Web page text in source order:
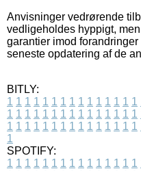
Anvisninger vedrørende
vedligeholdes hyppigt,
garantier imod
seneste opdatering af de
BITLY:
1 1 1 1 1 1 1 1 1 1 1 1 1 1 1
1 1 1 1 1 1 1 1 1 1 1 1 1 1 1
1 1 1 1 1 1 1 1 1 1 1 1 1 1 1
1
SPOTIFY:
1 1 1 1 1 1 1 1 1 1 1 1 1 1 1